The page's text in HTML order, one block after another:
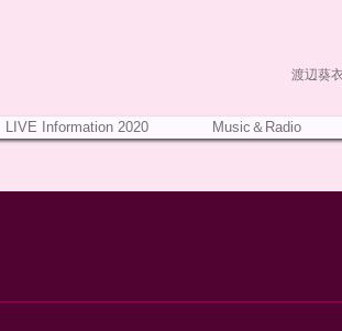
渡辺葵
LIVE Information 2020 Music＆Radio